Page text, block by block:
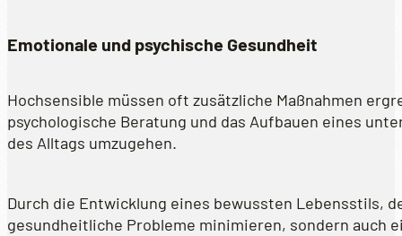
Emotionale und psychische Gesundheit
Hochsensible müssen oft zusätzliche Maßnahmen
psychologische Beratung und das Aufbauen eines
des Alltags umzugehen.
Durch die Entwicklung eines bewussten Lebensstils,
gesundheitliche Probleme minimieren, sondern auch